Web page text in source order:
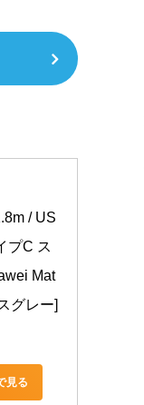
/ US
プC ス
Mat
グレー]
見る